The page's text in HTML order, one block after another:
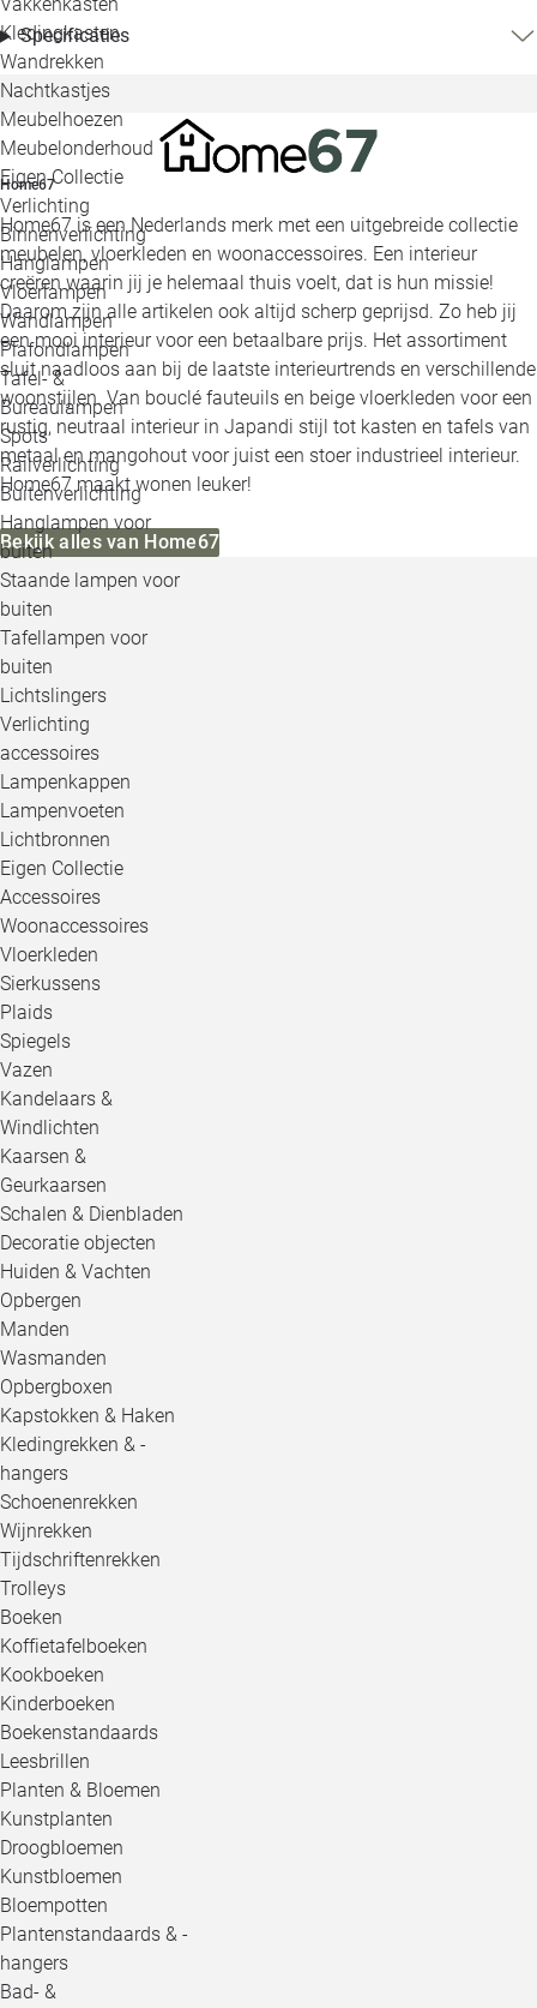
Kledingkasten
Wandrekken
Nachtkastjes
Meubelhoezen
Meubelonderhoud
Eigen Collectie
Verlichting
Binnenverlichting
Hanglampen
Vloerlampen
Wandlampen
Plafondlampen
Tafel- &
Bureaulampen
Spots
Railverlichting
Buitenverlichting
Hanglampen voor
buiten
Staande lampen voor
buiten
Tafellampen voor
buiten
Lichtslingers
Verlichting
accessoires
Lampenkappen
Lampenvoeten
Lichtbronnen
Eigen Collectie
Accessoires
Woonaccessoires
Vloerkleden
Sierkussens
Plaids
Spiegels
Vazen
Kandelaars &
Windlichten
Kaarsen &
Geurkaarsen
Schalen & Dienbladen
Decoratie objecten
Huiden & Vachten
Opbergen
Manden
Wasmanden
Opbergboxen
Kapstokken & Haken
Kledingrekken & -
hangers
Schoenenrekken
Wijnrekken
Tijdschriftenrekken
Trolleys
Boeken
Koffietafelboeken
Kookboeken
Kinderboeken
Boekenstandaards
Leesbrillen
Planten & Bloemen
Kunstplanten
Droogbloemen
Kunstbloemen
Bloempotten
Plantenstandaards & -
hangers
Bad- &
Specificaties
Home67
Home67 is een Nederlands merk met een uitgebreide collectie
meubelen, vloerkleden en woonaccessoires. Een interieur
creëren waarin jij je helemaal thuis voelt, dat is hun missie!
Daarom zijn alle artikelen ook altijd scherp geprijsd. Zo heb jij
een mooi interieur voor een betaalbare prijs. Het assortiment
sluit naadloos aan bij de laatste interieurtrends en verschillende
woonstijlen. Van bouclé fauteuils en beige vloerkleden voor een
rustig, neutraal interieur in Japandi stijl tot kasten en tafels van
metaal en mangohout voor juist een stoer industrieel interieur.
Home67 maakt wonen leuker!
Bekijk alles van Home67